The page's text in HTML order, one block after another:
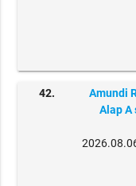
42.
Amundi
Alap A